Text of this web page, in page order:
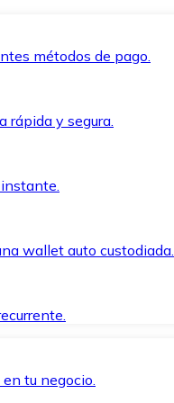
métodos de pago.
rápida y segura.
wallet auto custodiada.
tu negocio.